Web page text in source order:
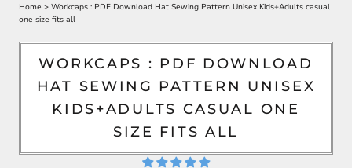
Home > Workcaps : PDF Download Hat Sewing Pattern Unisex Kids+Adults casual
one size fits all
WORKCAPS : PDF DOWNLOAD
HAT SEWING PATTERN UNISEX
KIDS+ADULTS CASUAL ONE
SIZE FITS ALL